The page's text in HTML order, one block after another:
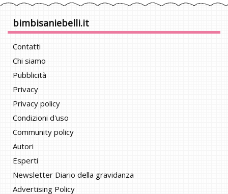
bimbisaniebelli.it
Contatti
Chi siamo
Pubblicità
Privacy
Privacy policy
Condizioni d'uso
Community policy
Autori
Esperti
Newsletter Diario della gravidanza
Advertising Policy